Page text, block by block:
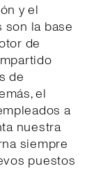
y el
la base
de
de
el
a
nuestra
siempre
puestos